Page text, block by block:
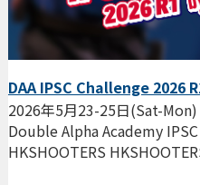
DAA IPSC Challenge 2026
2026年5月23-25日(Sat-
Double Alpha Academy
HKSHOOTERS